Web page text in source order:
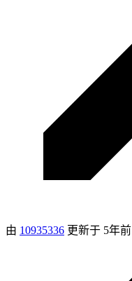
由 10935336 更新于 5年前